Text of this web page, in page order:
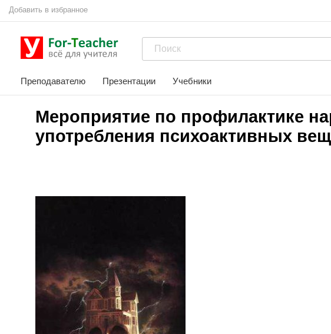
Добавить в избранное
Преподавателю Презентации Учебники
Мероприятие по профилактике
употребления психоактивных